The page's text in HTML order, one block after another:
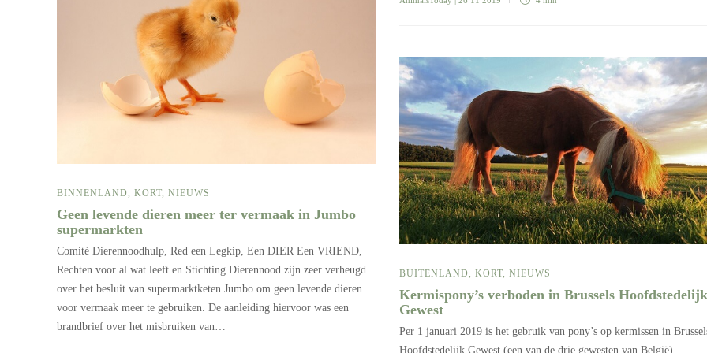
BINNENLAND KORT NIEUWS
Geen levende dieren meer ter vermaak in Jumbo
supermarkten
Comité Dierennoodhulp, Red een Legkip, Een DIER Een VRIEND,
Rechten voor al wat leeft en Stichting Dierennood zijn zeer verheugd
over het besluit van supermarktketen Jumbo om geen levende dieren
voor vermaak meer te gebruiken. De aanleiding hiervoor was een
brandbrief over het misbruiken van…
BUITENLAND, KORT, NIEUWS
Kermispony’s verboden in Brussels Hoofdstedelijk
Gewest
Per 1 januari 2019 is het gebruik van pony’s op kermissen in
Hoofdstedelijk Gewest (een van de drie gewesten van België)